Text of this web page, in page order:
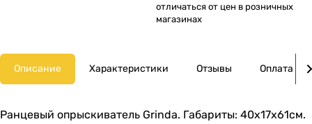
отличаться от цен в розничных
магазинах
Описание Характеристики Отзывы Оплата
Ранцевый опрыскиватель Grinda. Габариты: 40х17х61см.